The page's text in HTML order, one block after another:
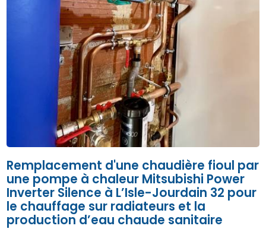
Remplacement d'une chaudière fioul par
une pompe à chaleur Mitsubishi Power
Inverter Silence à L’Isle-Jourdain 32 pour
le chauffage sur radiateurs et la
production d’eau chaude sanitaire